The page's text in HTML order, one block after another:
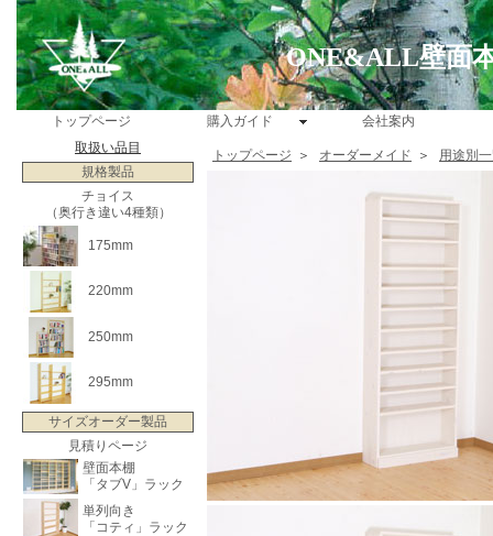
ONE&ALL壁面
トップページ 購入ガイド
会社案内
取扱い品目
規格製品
チョイス
（奥行き違い4種類）
175mm
220mm
250mm
295mm
サイズオーダー製品
見積りページ
壁面本棚
「タブV」ラック
単列向き
「コティ」ラック
トップページ ＞ オーダーメイド ＞ 用途別